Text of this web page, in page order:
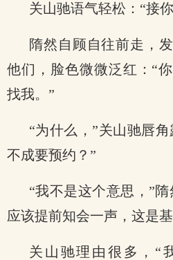
关山驰语气轻松：“接
隋然自顾自往前走，
他们，脸色微微泛红：“
找我。”
“为什么，”关山驰唇
不成要预约？”
“我不是这个意思，”
应该提前知会一声，这是
关山驰理由很多，“